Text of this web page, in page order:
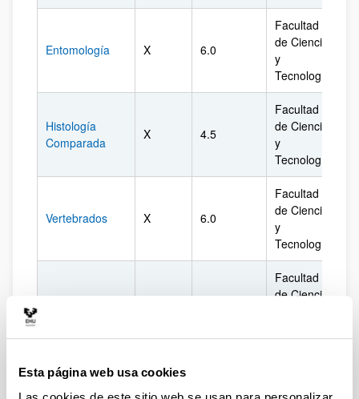
Esta página web usa cookies
Entomología X 6.0
Facultad
de Ciencia
y
Tecnología
Histología
Comparada
X 4.5
Facultad
de Ciencia
y
Tecnología
Vertebrados X 6.0
Facultad
de Ciencia
y
Tecnología
Facultad
de Ciencia